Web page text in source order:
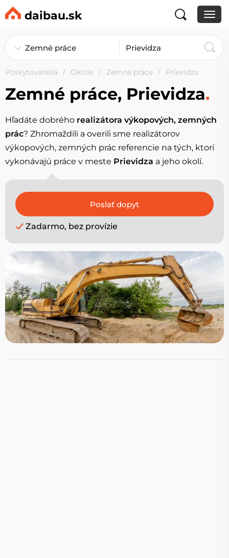
daibau.sk
Poskytovatelia Okolie Zemné práce Prievidza
Zemné práce, Prievidza.
Hľadáte dobrého realizátora výkopových, zemných
prác? Zhromaždili a overili sme realizátorov
výkopových, zemných prác referencie na tých, ktorí
vykonávajú práce v meste Prievidza a jeho okolí.
Zadarmo, bez provízie